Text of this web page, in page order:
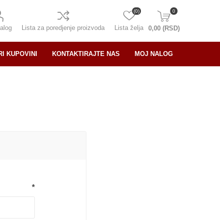
Lista za poredjenje proizvoda Lista želja
(0) 0
0,00 (RSD)
KUPOVINI KONTAKTIRAJTE NAS MOJ NALOG
*